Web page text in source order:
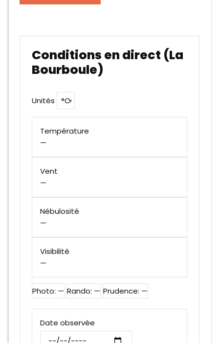
Conditions en direct (La
Bourboule)
Unités
Température
—
Vent
—
Nébulosité
—
Visibilité
—
Photo: — Rando: — Prudence: —
Date observée